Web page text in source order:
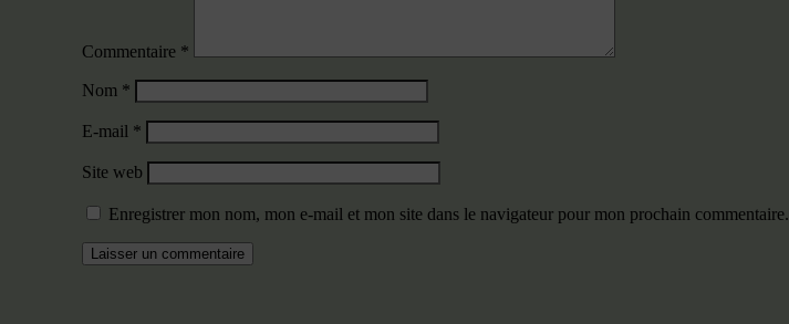
Commentaire *
Nom *
E-mail *
Site web
Enregistrer mon nom, mon e-mail et mon site dans le navigateur pour mon prochain commentaire.